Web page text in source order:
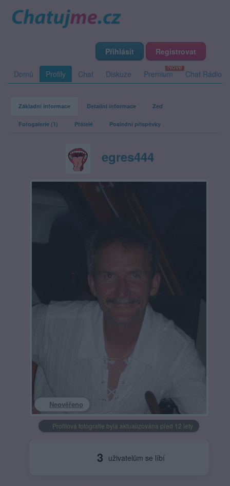
Přihlásit Registrovat
Domů Profily Chat Diskuze Premium Chat Rádio
Základní informace Detailní informace Zeď
Fotogalerie (1) Přátelé Poslední příspěvky
egres444
Neověřeno
Profilová fotografie byla aktualizována před 12 lety
3 uživatelům se líbí